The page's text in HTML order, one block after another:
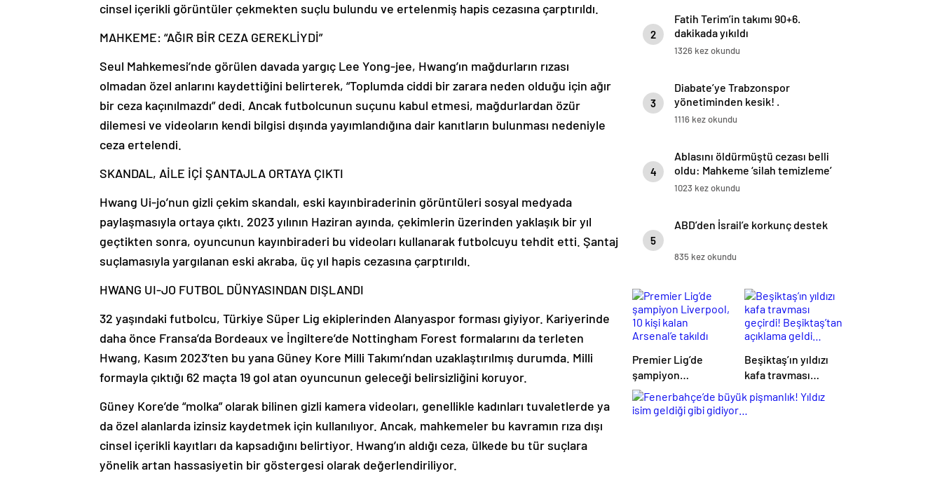
cinsel içerikli görüntüler çekmekten suçlu bulundu ve ertelenmiş hapis cezasına çarptırıldı.
MAHKEME: “AĞIR BİR CEZA GEREKLİYDİ”
Seul Mahkemesi’nde görülen davada yargıç Lee Yong-jee, Hwang’ın mağdurların rızası
olmadan özel anlarını kaydettiğini belirterek, “Toplumda ciddi bir zarara neden olduğu için ağır
bir ceza kaçınılmazdı” dedi. Ancak futbolcunun suçunu kabul etmesi, mağdurlardan özür
dilemesi ve videoların kendi bilgisi dışında yayımlandığına dair kanıtların bulunması nedeniyle
ceza ertelendi.
SKANDAL, AİLE İÇİ ŞANTAJLA ORTAYA ÇIKTI
Hwang Ui-jo’nun gizli çekim skandalı, eski kayınbiraderinin görüntüleri sosyal medyada
paylaşmasıyla ortaya çıktı. 2023 yılının Haziran ayında, çekimlerin üzerinden yaklaşık bir yıl
geçtikten sonra, oyuncunun kayınbiraderi bu videoları kullanarak futbolcuyu tehdit etti. Şantaj
suçlamasıyla yargılanan eski akraba, üç yıl hapis cezasına çarptırıldı.
HWANG UI-JO FUTBOL DÜNYASINDAN DIŞLANDI
32 yaşındaki futbolcu, Türkiye Süper Lig ekiplerinden Alanyaspor forması giyiyor. Kariyerinde
daha önce Fransa’da Bordeaux ve İngiltere’de Nottingham Forest formalarını da terleten
Hwang, Kasım 2023’ten bu yana Güney Kore Milli Takımı’ndan uzaklaştırılmış durumda. Milli
formayla çıktığı 62 maçta 19 gol atan oyuncunun geleceği belirsizliğini koruyor.
Güney Kore’de “molka” olarak bilinen gizli kamera videoları, genellikle kadınları tuvaletlerde ya
da özel alanlarda izinsiz kaydetmek için kullanılıyor. Ancak, mahkemeler bu kavramın rıza dışı
cinsel içerikli kayıtları da kapsadığını belirtiyor. Hwang’ın aldığı ceza, ülkede bu tür suçlara
yönelik artan hassasiyetin bir göstergesi olarak değerlendiriliyor.
2
Fatih Terim’in takımı 90+6.
dakikada yıkıldı
1326 kez okundu
3
Diabate’ye Trabzonspor
yönetiminden kesik! .
1116 kez okundu
4
Ablasını öldürmüştü cezası belli
oldu: Mahkeme ‘silah temizleme’
yalanını yutmadı
1023 kez okundu
5
ABD’den İsrail’e korkunç destek
835 kez okundu
Premier Lig’de
şampiyon
Liverpool, 10 kişi
kalan Arsenal’e
Beşiktaş’ın yıldızı
kafa travması
geçirdi!
Beşiktaş’tan